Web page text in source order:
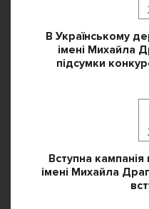
В Українському
імені Михайла
підсумки
Вступна
імені Михайла